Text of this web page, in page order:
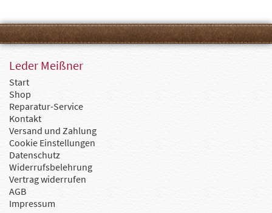
Leder Meißner
Start
Shop
Reparatur-Service
Kontakt
Versand und Zahlung
Cookie Einstellungen
Datenschutz
Widerrufsbelehrung
Vertrag widerrufen
AGB
Impressum